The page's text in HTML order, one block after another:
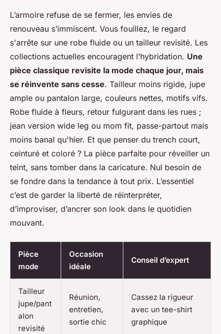
L’armoire refuse de se fermer, les envies de
renouveau s’immiscent. Vous fouillez, le regard
s'arrête sur une robe fluide ou un tailleur revisité. Les
collections actuelles encouragent l’hybridation. Une
pièce classique revisite la mode chaque jour, mais
se réinvente sans cesse. Tailleur moins rigide, jupe
ample ou pantalon large, couleurs nettes, motifs vifs.
Robe fluide à fleurs, retour fulgurant dans les rues ;
jean version wide leg ou mom fit, passe-partout mais
moins banal qu'hier. Et que penser du trench court,
ceinturé et coloré ? La pièce parfaite pour réveiller un
teint, sans tomber dans la caricature. Nul besoin de
se fondre dans la tendance à tout prix. L’essentiel
c’est de garder la liberté de réinterpréter,
d’improviser, d’ancrer son look dans le quotidien
mouvant.
Pièce
mode
Occasion
idéale
Conseil d’expert
Tailleur
jupe/pant
alon
revisité
Réunion,
entretien,
sortie chic
Cassez la rigueur
avec un tee-shirt
graphique